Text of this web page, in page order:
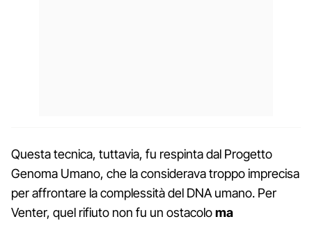
Questa tecnica, tuttavia, fu respinta dal Progetto
Genoma Umano, che la considerava troppo imprecisa
per affrontare la complessità del DNA umano. Per
Venter, quel rifiuto non fu un ostacoloma